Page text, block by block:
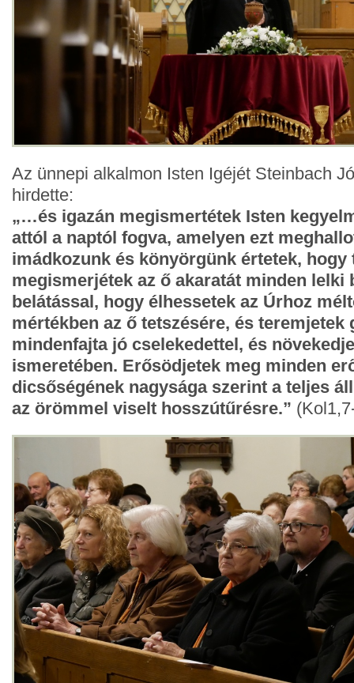
Az ünnepi alkalmon Isten Igéjét Steinbach
hirdette:
„…és igazán megismertétek Isten
attól a naptól fogva, amelyen ezt
imádkozunk és könyörgünk értetek, hogy
megismerjétek az ő akaratát minden lelki
belátással, hogy élhessetek az Úrhoz
mértékben az ő tetszésére, és teremjetek
mindenfajta jó cselekedettel, és
ismeretében. Erősödjetek meg minden
dicsőségének nagysága szerint a teljes
az örömmel viselt hosszútűrésre.”